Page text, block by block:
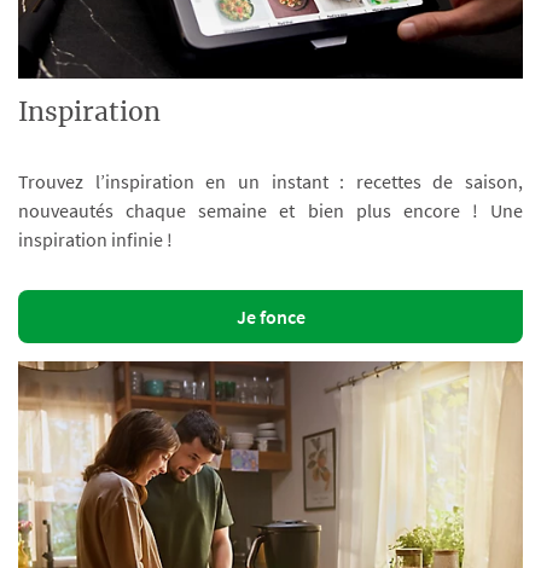
Inspiration
Trouvez l’inspiration en un instant : recettes de saison,
nouveautés chaque semaine et bien plus encore ! Une
inspiration infinie !
Je fonce